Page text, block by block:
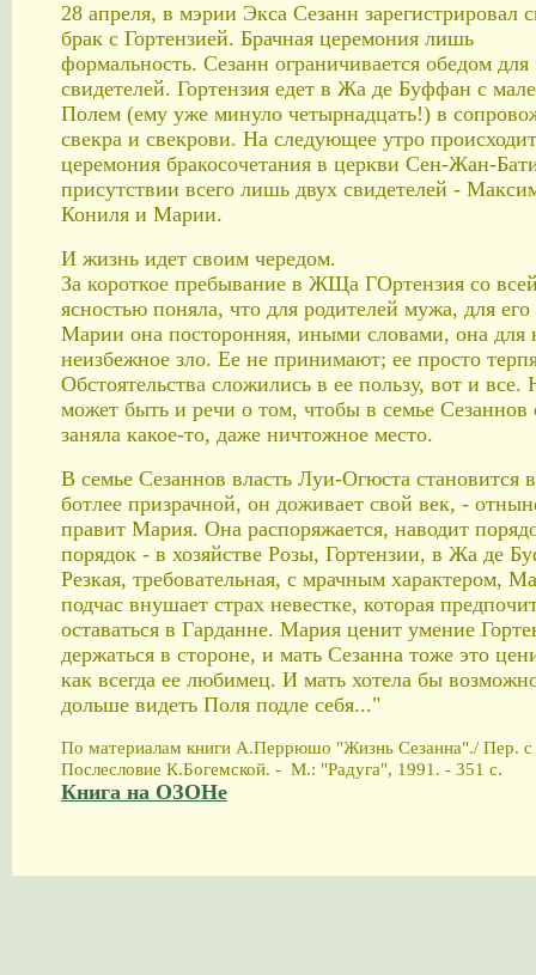
28 апреля, в мэрии Экса Сезанн зарегистрировал
брак с Гортензией. Брачная церемония лишь
формальность. Сезанн ограничивается обедом для
свидетелей. Гортензия едет в Жа де Буффан с
Полем (ему уже минуло четырнадцать!) в
свекра и свекрови. На следующее утро происходит
церемония бракосочетания в церкви Сен-Жан-
присутствии всего лишь двух свидетелей -
Кониля и Марии.
И жизнь идет своим чередом.
За короткое пребывание в ЖЩа ГОртензия со
ясностью поняла, что для родителей мужа, для его
Марии она посторонняя, иными словами, она для
неизбежное зло. Ее не принимают; ее просто
Обстоятельства сложились в ее пользу, вот и все.
может быть и речи о том, чтобы в семье Сезаннов
заняла какое-то, даже ничтожное место.
В семье Сезаннов власть Луи-Огюста становится
ботлее призрачной, он доживает свой век, -
правит Мария. Она распоряжается, наводит
порядок - в хозяйстве Розы, Гортензии, в Жа де
Резкая, требовательная, с мрачным характером,
подчас внушает страх невестке, которая
оставаться в Гарданне. Мария ценит умение
держаться в стороне, и мать Сезанна тоже это
как всегда ее любимец. И мать хотела бы
дольше видеть Поля подле себя..."
По материалам книги А.Перрюшо "Жизнь Сезанна"./ Пер.
Послесловие К.Богемской. - М.: "Радуга", 1991. - 351 с.
Книга на ОЗОНе